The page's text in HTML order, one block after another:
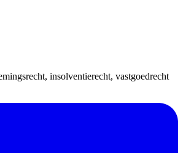
insolventierecht, vastgoedrecht